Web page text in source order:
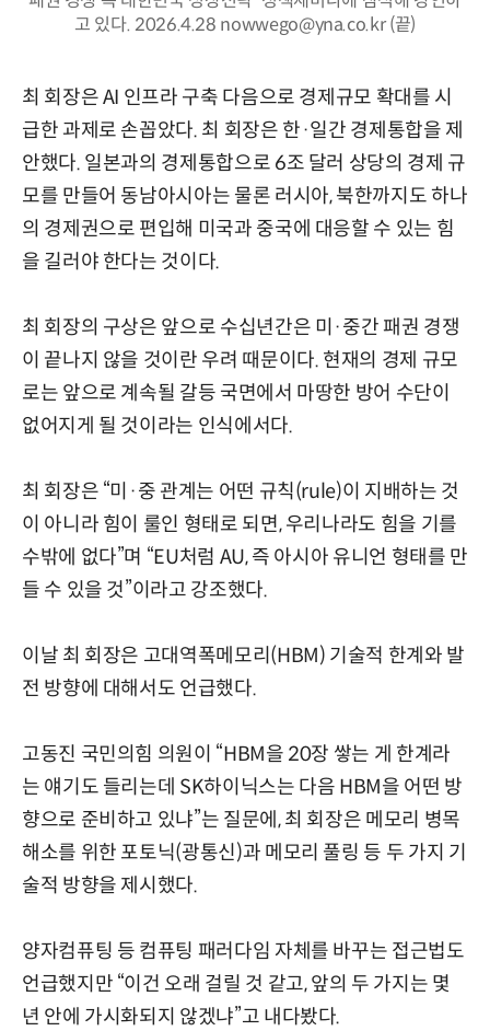
고 있다. 2026.4.28 nowwego@yna.co.kr (끝)
최 회장은 AI 인프라 구축 다음으로 경제규모 확대를 시
급한 과제로 손꼽았다. 최 회장은 한·일간 경제통합을 제
안했다. 일본과의 경제통합으로 6조 달러 상당의 경제 규
모를 만들어 동남아시아는 물론 러시아, 북한까지도 하나
의 경제권으로 편입해 미국과 중국에 대응할 수 있는 힘
을 길러야 한다는 것이다.
최 회장의 구상은 앞으로 수십년간은 미·중간 패권 경쟁
이 끝나지 않을 것이란 우려 때문이다. 현재의 경제 규모
로는 앞으로 계속될 갈등 국면에서 마땅한 방어 수단이
없어지게 될 것이라는 인식에서다.
최 회장은 “미·중 관계는 어떤 규칙(rule)이 지배하는 것
이 아니라 힘이 룰인 형태로 되면, 우리나라도 힘을 기를
수밖에 없다”며 “EU처럼 AU, 즉 아시아 유니언 형태를 만
들 수 있을 것”이라고 강조했다.
이날 최 회장은 고대역폭메모리(HBM) 기술적 한계와 발
전 방향에 대해서도 언급했다.
고동진 국민의힘 의원이 “HBM을 20장 쌓는 게 한계라
는 얘기도 들리는데 SK하이닉스는 다음 HBM을 어떤 방
향으로 준비하고 있냐”는 질문에, 최 회장은 메모리 병목
해소를 위한 포토닉(광통신)과 메모리 풀링 등 두 가지 기
술적 방향을 제시했다.
양자컴퓨팅 등 컴퓨팅 패러다임 자체를 바꾸는 접근법도
언급했지만 “이건 오래 걸릴 것 같고, 앞의 두 가지는 몇
년 안에 가시화되지 않겠냐”고 내다봤다.